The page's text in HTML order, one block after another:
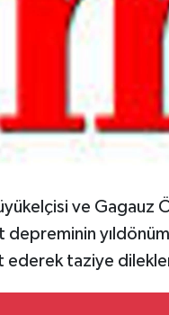
ve Gagauz
ederek taziye